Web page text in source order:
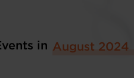
in August 2024